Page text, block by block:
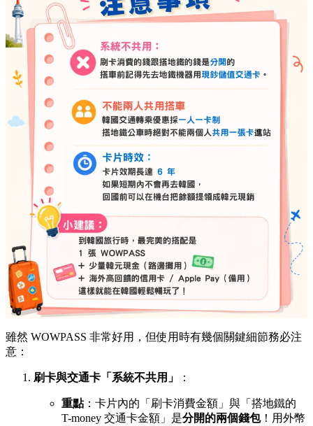
雖然 WOWPASS 非常好用，但使用時有幾個關鍵細節務必注
意：
刷卡與交通卡「系統不共用」 ：
重點：卡片內的「刷卡消費金額」與「搭地鐵的
T-money 交通卡金額」是分開的兩個錢包！用外幣